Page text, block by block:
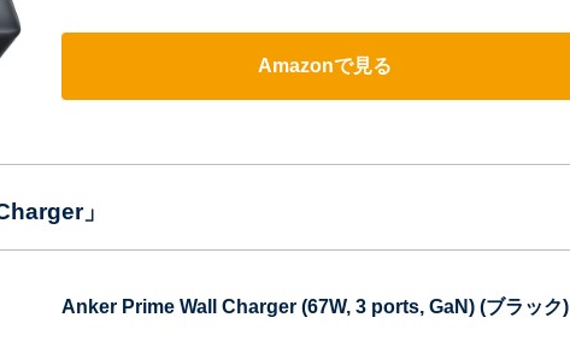
Amazonで見る
」
Anker Prime Wall Charger (67W, 3 ports, GaN) (ブラック)